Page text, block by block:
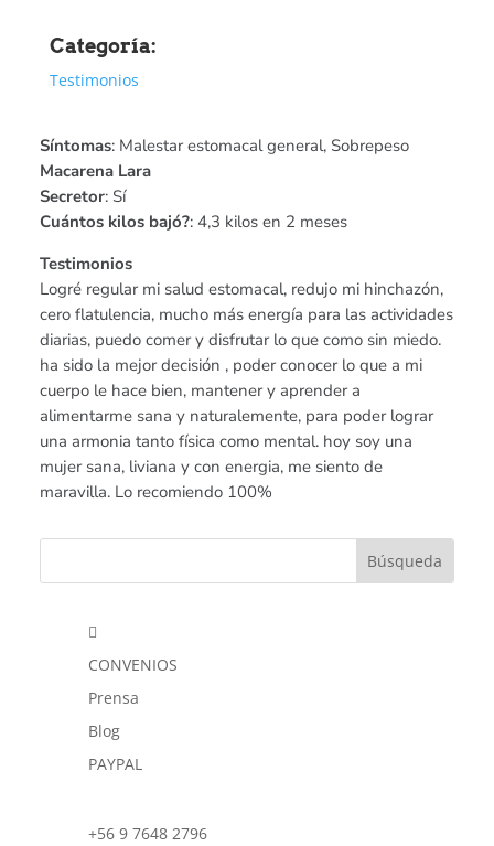
Categoría:
Testimonios
Síntomas: Malestar estomacal general, Sobrepeso
Macarena Lara
Secretor: Sí
Cuántos kilos bajó?: 4,3 kilos en 2 meses
Testimonios
Logré regular mi salud estomacal, redujo mi hinchazón,
cero flatulencia, mucho más energía para las actividades
diarias, puedo comer y disfrutar lo que como sin miedo.
ha sido la mejor decisión , poder conocer lo que a mi
cuerpo le hace bien, mantener y aprender a
alimentarme sana y naturalemente, para poder lograr
una armonia tanto física como mental. hoy soy una
mujer sana, liviana y con energia, me siento de
maravilla. Lo recomiendo 100%

CONVENIOS
Prensa
Blog
PAYPAL
+56 9 7648 2796